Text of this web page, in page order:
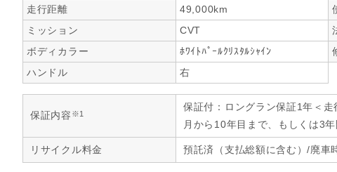
走行距離
49,000km
ミッション
CVT
ボディカラー
ﾎﾜｲﾄﾊﾟｰﾙｸﾘｽﾀﾙｼｬｲﾝ
ハンドル
右
保証内容 ※1
保証付：ロングラン保証1年＜
月から10年目まで、もしくは3
リサイクル料金 預託済（支払総額に含む）/廃車